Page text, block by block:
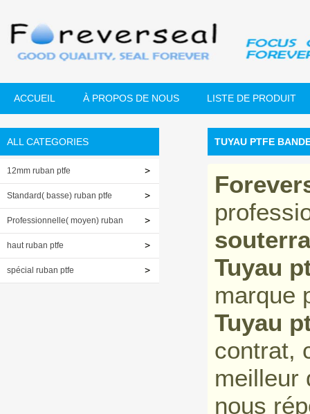
ACCUEIL À PROPOS DE NOUS LISTE DE PRODUIT
ALL CATEGORIES
12mm ruban ptfe
Standard( basse) ruban ptfe
Professionnelle( moyen) ruban
ptfehaut ruban ptfe
spécial ruban ptfe
TUYAU PTFE
Tuyau
marque
Tuyau
contrat,
meilleur
nous